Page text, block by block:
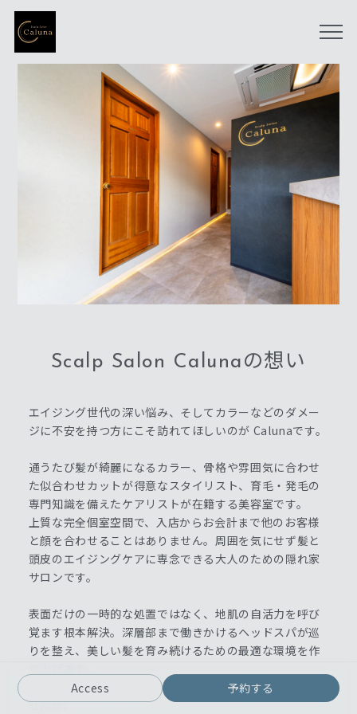
Scalp Salon Calunaの想い
エイジング世代の深い悩み、そしてカラーなどのダメー
ジに不安を持つ方にこそ訪れてほしいのが Calunaです。
通うたび髪が綺麗になるカラー、骨格や雰囲気に合わせ
た似合わせカットが得意なスタイリスト、育毛・発毛の
専門知識を備えたケアリストが在籍する美容室です。
上質な完全個室空間で、入店からお会計まで他のお客様
と顔を合わせることはありません。周囲を気にせず髪と
頭皮のエイジングケアに専念できる大人のための隠れ家
サロンです。
表面だけの一時的な処置ではなく、地肌の自活力を呼び
覚ます根本解決。深層部まで働きかけるヘッドスパが巡
りを整え、美しい髪を育み続けるための最適な環境を作
10年先も笑顔で毎日が輝ける予防美容をここから始めま
せんか。
Access 予約する